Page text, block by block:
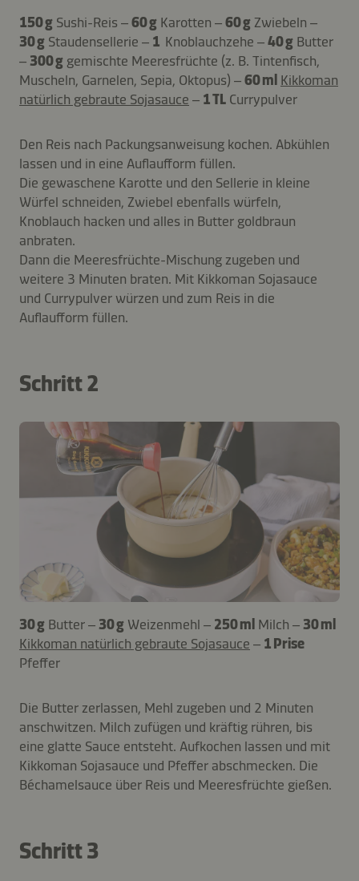
150 g Sushi-Reis –60 g Karotten –60 g Zwiebeln –
30 g Staudensellerie – 1 Knoblauchzehe –40 g Butter
– 300 g gemischte Meeresfrüchte (z. B. Tintenfisch,
Muscheln, Garnelen, Sepia, Oktopus) –60 ml Kikkoman
natürlich gebraute Sojasauce – 1 TL Currypulver
Den Reis nach Packungsanweisung kochen. Abkühlen
lassen und in eine Auflaufform füllen.
Die gewaschene Karotte und den Sellerie in kleine
Würfel schneiden, Zwiebel ebenfalls würfeln,
Knoblauch hacken und alles in Butter goldbraun
anbraten.
Dann die Meeresfrüchte-Mischung zugeben und
weitere 3 Minuten braten. Mit Kikkoman Sojasauce
und Currypulver würzen und zum Reis in die
Auflaufform füllen.
Schritt 2
30 g Butter – 30 g Weizenmehl – 250 ml Milch – 30 ml
Kikkoman natürlich gebraute Sojasauce – 1 Prise
Pfeffer
Die Butter zerlassen, Mehl zugeben und 2 Minuten
anschwitzen. Milch zufügen und kräftig rühren, bis
eine glatte Sauce entsteht. Aufkochen lassen und mit
Kikkoman Sojasauce und Pfeffer abschmecken. Die
Béchamelsauce über Reis und Meeresfrüchte gießen.
Schritt 3